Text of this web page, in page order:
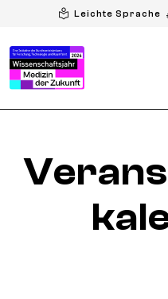
Leichte Sprache